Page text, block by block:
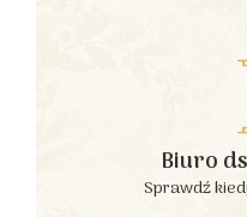
Biuro
Sprawdź